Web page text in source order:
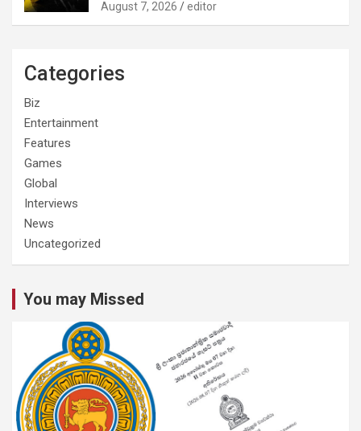
August 7, 2026 editor
Categories
Biz
Entertainment
Features
Games
Global
Interviews
News
Uncategorized
You may Missed